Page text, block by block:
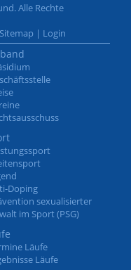
Alle Rechte
Sitemap | Login
Doping
sexualisierter
im Sport (PSG)
Läufe
Läufe